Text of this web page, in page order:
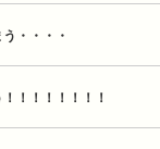
・・・・
！！！！！！！